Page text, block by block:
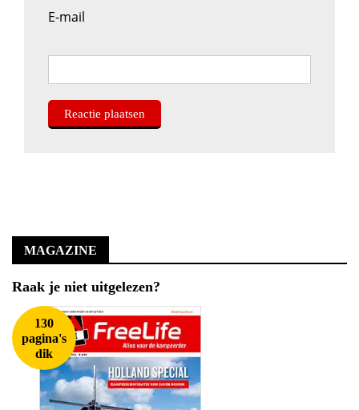
E-mail
MAGAZINE
Raak je niet uitgelezen?
130
pagina's
dik